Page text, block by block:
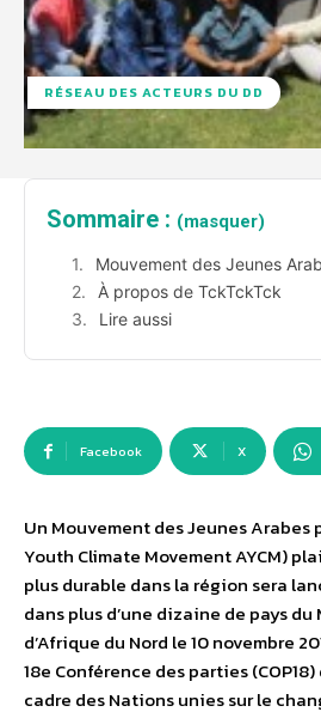
RÉSEAU DES ACTEURS DU DD
Sommaire : (masquer)
Mouvement des Jeunes
À propos de TckTckTck
Lire aussi
Facebook X
Un Mouvement des Jeunes Arabes
Youth Climate Movement AYCM)
plus durable dans la région sera
dans plus d’une dizaine de pays
d’Afrique du Nord le 10 novembre
18e Conférence des parties
cadre des Nations unies sur le